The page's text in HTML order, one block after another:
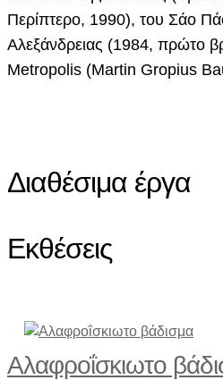
Περίπτερο, 1990), του Σάο
Αλεξάνδρειας (1984, πρώτο
Metropolis (Martin Gropius
Διαθέσιμα έργα
Εκθέσεις
Αλαφροΐσκιωτο